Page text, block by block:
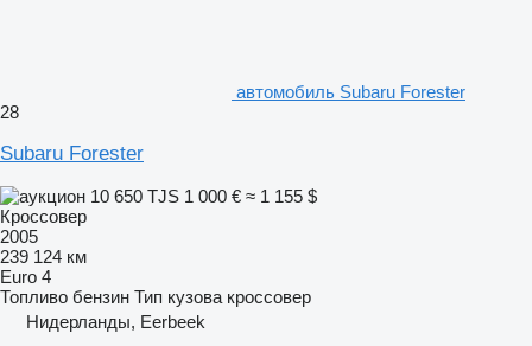
автомобиль Subaru Forester
28
Subaru Forester
10 650 TJS 1 000 € ≈ 1 155 $
Кроссовер
2005
239 124 км
Euro 4
Топливо бензин Тип кузова кроссовер
Нидерланды, Eerbeek